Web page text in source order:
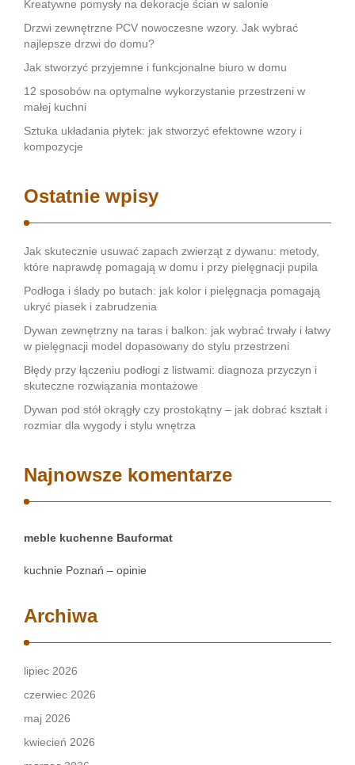
Kreatywne pomysły na dekoracje ścian w salonie
Drzwi zewnętrzne PCV nowoczesne wzory. Jak wybrać
najlepsze drzwi do domu?
Jak stworzyć przyjemne i funkcjonalne biuro w domu
12 sposobów na optymalne wykorzystanie przestrzeni w
małej kuchni
Sztuka układania płytek: jak stworzyć efektowne wzory i
kompozycje
Ostatnie wpisy
Jak skutecznie usuwać zapach zwierząt z dywanu: metody,
które naprawdę pomagają w domu i przy pielęgnacji pupila
Podłoga i ślady po butach: jak kolor i pielęgnacja pomagają
ukryć piasek i zabrudzenia
Dywan zewnętrzny na taras i balkon: jak wybrać trwały i łatwy
w pielęgnacji model dopasowany do stylu przestrzeni
Błędy przy łączeniu podłogi z listwami: diagnoza przyczyn i
skuteczne rozwiązania montażowe
Dywan pod stół okrągły czy prostokątny – jak dobrać kształt i
rozmiar dla wygody i stylu wnętrza
Najnowsze komentarze
meble kuchenne Bauformat
kuchnie Poznań – opinie
Archiwa
lipiec 2026
czerwiec 2026
maj 2026
kwiecień 2026